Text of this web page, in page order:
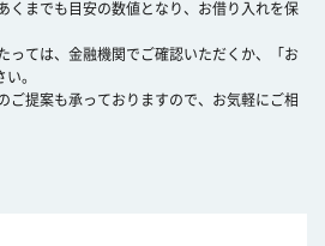
くまでも目安の数値となり、お借り入れを保
っては、金融機関でご確認いただくか、「お
。
ご提案も承っておりますので、お気軽にご相